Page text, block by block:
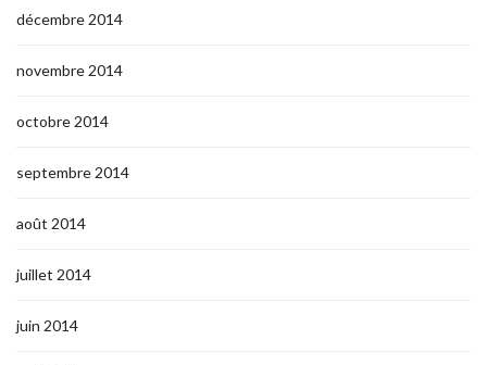
décembre 2014
novembre 2014
octobre 2014
septembre 2014
août 2014
juillet 2014
juin 2014